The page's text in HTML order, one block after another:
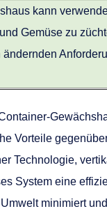
kann
Gemüse zu
Vorteile
Technologie,
System eine
minimiert